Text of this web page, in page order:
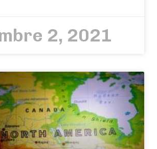
2, 2021